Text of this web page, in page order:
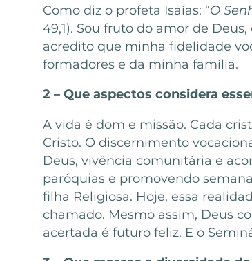
Como diz o profeta Isaías: “O
49,1). Sou fruto do amor de
acredito que minha fidelidade
formadores e da minha família.
2 – Que aspectos considera
A vida é dom e missão. Cada
Cristo. O discernimento
Deus, vivência comunitária e
paróquias e promovendo
filha Religiosa. Hoje, essa
chamado. Mesmo assim, Deus
acertada é futuro feliz. E o